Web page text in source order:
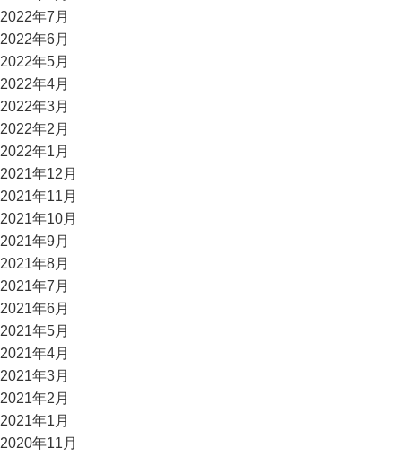
2022年7月
2022年6月
2022年5月
2022年4月
2022年3月
2022年2月
2022年1月
2021年12月
2021年11月
2021年10月
2021年9月
2021年8月
2021年7月
2021年6月
2021年5月
2021年4月
2021年3月
2021年2月
2021年1月
2020年11月